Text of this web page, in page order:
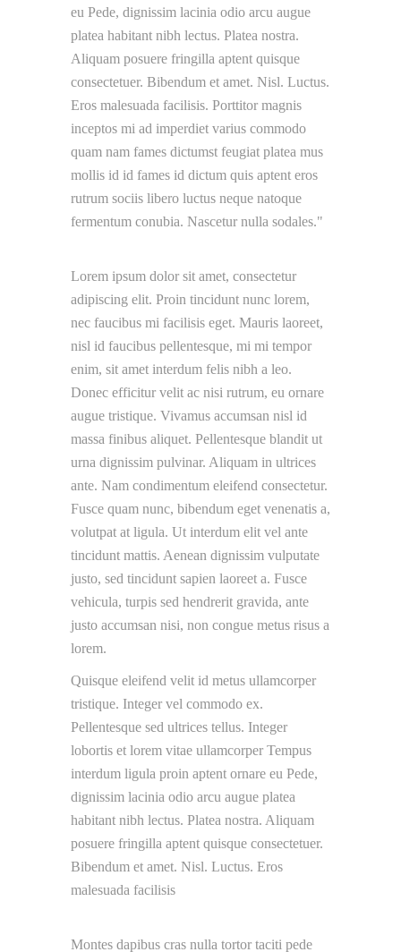
eu Pede, dignissim lacinia odio arcu augue
platea habitant nibh lectus. Platea nostra.
Aliquam posuere fringilla aptent quisque
consectetuer. Bibendum et amet. Nisl. Luctus.
Eros malesuada facilisis. Porttitor magnis
inceptos mi ad imperdiet varius commodo
quam nam fames dictumst feugiat platea mus
mollis id id fames id dictum quis aptent eros
rutrum sociis libero luctus neque natoque
fermentum conubia. Nascetur nulla sodales.
Lorem ipsum dolor sit amet, consectetur
adipiscing elit. Proin tincidunt nunc lorem,
nec faucibus mi facilisis eget. Mauris laoreet,
nisl id faucibus pellentesque, mi mi tempor
enim, sit amet interdum felis nibh a leo.
Donec efficitur velit ac nisi rutrum, eu ornare
augue tristique. Vivamus accumsan nisl id
massa finibus aliquet. Pellentesque blandit ut
urna dignissim pulvinar. Aliquam in ultrices
ante. Nam condimentum eleifend consectetur.
Fusce quam nunc, bibendum eget venenatis a,
volutpat at ligula. Ut interdum elit vel ante
tincidunt mattis. Aenean dignissim vulputate
justo, sed tincidunt sapien laoreet a. Fusce
vehicula, turpis sed hendrerit gravida, ante
justo accumsan nisi, non congue metus risus a
lorem.
Quisque eleifend velit id metus ullamcorper
tristique. Integer vel commodo ex.
Pellentesque sed ultrices tellus. Integer
lobortis et lorem vitae ullamcorper Tempus
interdum ligula proin aptent ornare eu Pede,
dignissim lacinia odio arcu augue platea
habitant nibh lectus. Platea nostra. Aliquam
posuere fringilla aptent quisque consectetuer.
Bibendum et amet. Nisl. Luctus. Eros
malesuada facilisis
Montes dapibus cras nulla tortor taciti pede